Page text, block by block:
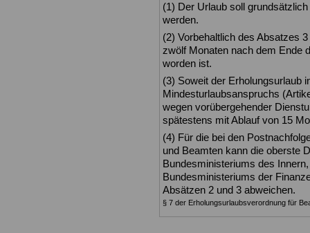
(1) Der Urlaub soll
werden.
(2) Vorbehaltlich des Absatzes
zwölf Monaten nach dem Ende
worden ist.
(3) Soweit der Erholungsurlaub
Mindesturlaubsanspruchs
wegen vorübergehender
spätestens mit Ablauf von 15
(4) Für die bei den
und Beamten kann die oberste
Bundesministeriums des
Bundesministeriums der
Absätzen 2 und 3 abweichen.
§ 7 der Erholungsurlaubsverordnung für